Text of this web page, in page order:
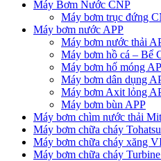
Máy Bơm Nước CNP
Máy bơm trục đứng
Máy bơm nước APP
Máy bơm nước thải
Máy bơm hồ cá – Bể
Máy bơm hố móng
Máy bơm dân dụng
Máy bơm Axit lỏng
Máy bơm bùn APP
Máy bơm chìm nước thải
Máy bơm chữa cháy Tohatsu
Máy bơm chữa cháy xăng
Máy bơm chữa cháy